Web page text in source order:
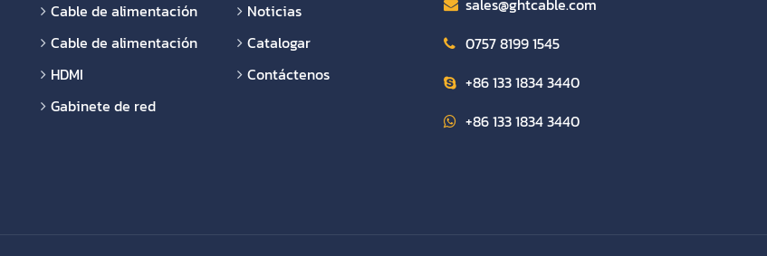
Cable de alimentación
Cable de alimentación
HDMI
Gabinete de red
Noticias
Catalogar
Contáctenos
sales@ghtcable.com
0757 8199 1545
+86 133 1834 3440
+86 133 1834 3440